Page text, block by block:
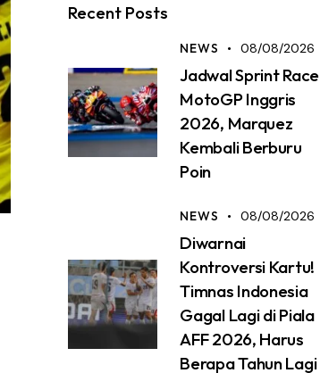
Recent Posts
NEWS 08/08/2026
Jadwal Sprint Race
MotoGP Inggris
2026, Marquez
Kembali Berburu
Poin
NEWS 08/08/2026
Diwarnai
Kontroversi Kartu!
Timnas Indonesia
Gagal Lagi di Piala
AFF 2026, Harus
Berapa Tahun Lagi